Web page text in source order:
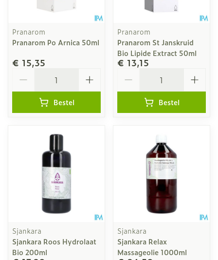
Pranarom
Pranarom Po Arnica 50ml
€ 15,35
Bestel
Pranarom
Pranarom St Janskruid
Bio Lipide Extract 50ml
€ 13,15
Bestel
Sjankara
Sjankara Roos Hydrolaat
Bio 200ml
Sjankara
Sjankara Relax
Massageolie 1000ml